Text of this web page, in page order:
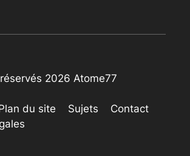
2026 Atome77
du site Sujets
Contact